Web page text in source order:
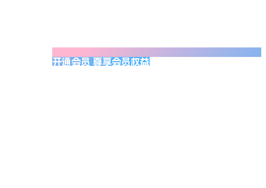
开通会员 尊享会员权益